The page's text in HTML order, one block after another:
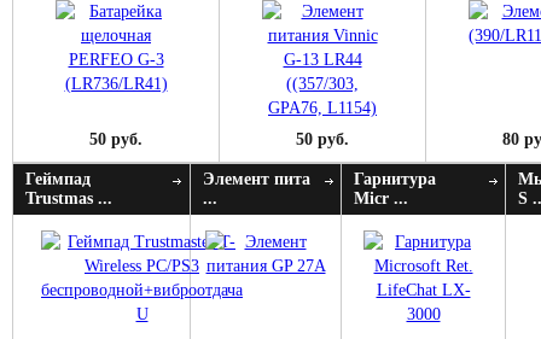
50 руб. 50 руб. 80
Геймпад
Trustmas ...
Элемент пита
...
Гарнитура
Micr ...
S